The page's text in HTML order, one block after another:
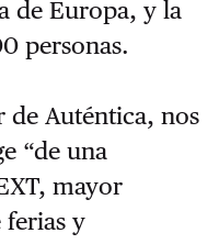
de Europa, y la
personas.
Auténtica, nos
“de una
mayor
y